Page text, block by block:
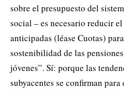
sobre el presupuesto del
social – es necesario reducir
anticipadas (léase Cuotas)
sostenibilidad de las
jóvenes”. Sí: porque las
subyacentes se confirman